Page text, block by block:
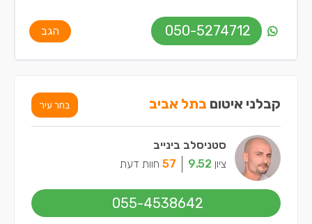
050-5274712 הגב
קבלני איטום בתל אביב בחר עיר
סטניסלב בינייב
ציון 9.52
57 חוות דעת
055-4538642